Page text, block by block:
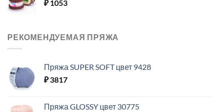
₽1053
РЕКОМЕНДУЕМАЯ ПРЯЖА
Пряжа SUPER SOFT цвет 9428
₽3817
Пряжа GLOSSY цвет 30775